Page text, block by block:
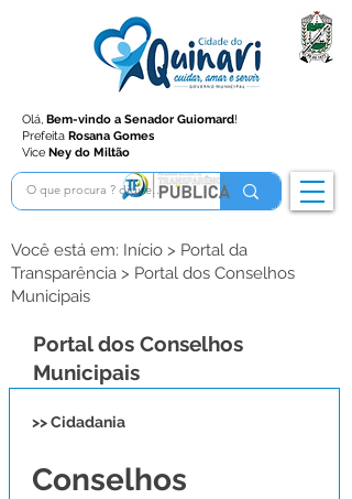
Olá, Bem-vindo a Senador Guiomard!
Prefeita Rosana Gomes
Vice Ney do Miltão
Você está em: Início > Portal da
Transparência > Portal dos Conselhos
Municipais
Portal dos Conselhos
Municipais
>> Cidadania
Conselhos